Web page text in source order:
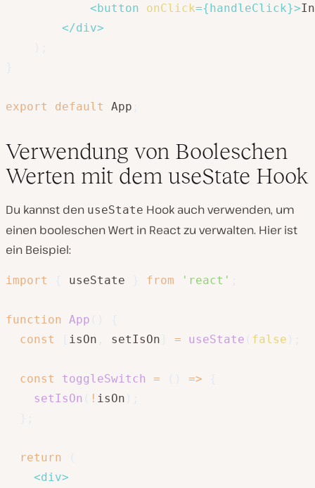
<button onClick={handleClick}>
</div>
export default App
Verwendung von Booleschen
Werten mit dem useState Hook
Du kannst den useState Hook auch verwenden, um
einen booleschen Wert in React zu verwalten. Hier ist
ein Beispiel:
import useState from 'react'
function App
const
isOn setIsOn = useState false
const toggleSwitch = =>
setIsOn
! isOn
return
<div>